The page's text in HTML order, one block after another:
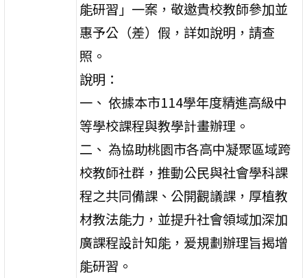
能研習」一案，敬邀貴校教師參加並
惠予公（差）假，詳如說明，請查
照。
說明：
一、 依據本市114學年度精進高級中
等學校課程與教學計畫辦理。
二、 為協助桃園市各高中凝聚區域跨
校教師社群，推動公民與社會學科課
程之共同備課、公開觀議課，厚植教
材教法能力，並提升社會領域加深加
廣課程設計知能，爰規劃辦理旨揭增
能研習。